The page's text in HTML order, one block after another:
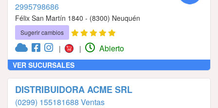
2995798686
Félix San Martín 1840 - (8300) Neuquén
Sugerir cambios
| | Abierto
VER SUCURSALES
DISTRIBUIDORA ACME SRL
(0299) 155181688 Ventas